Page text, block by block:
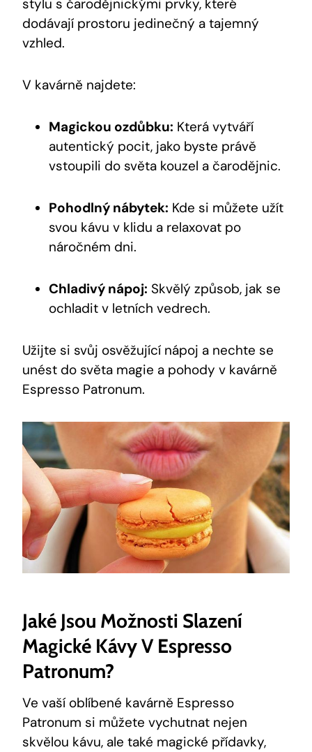
stylu s čarodějnickými prvky, které
dodávají prostoru jedinečný a tajemný
vzhled.
V kavárně najdete:
Magickou ozdůbku: Která vytváří
autentický pocit, jako byste právě
vstoupili do světa kouzel a čarodějnic.
Pohodlný nábytek: Kde si můžete užít
svou kávu v klidu a relaxovat po
náročném dni.
Chladivý nápoj: Skvělý způsob, jak se
ochladit v letních vedrech.
Užijte si svůj osvěžující nápoj a nechte se
unést do světa magie a pohody v kavárně
Espresso Patronum.
Jaké Jsou Možnosti Slazení
Magické Kávy V Espresso
Patronum?
Ve vaší oblíbené kavárně Espresso
Patronum si můžete vychutnat nejen
skvělou kávu, ale také magické přídavky,